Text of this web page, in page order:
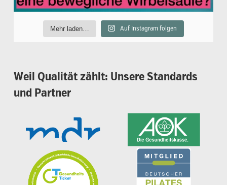
Mehr laden… Auf Instagram folgen
Weil Qualität zählt: Unsere Standards
und Partner